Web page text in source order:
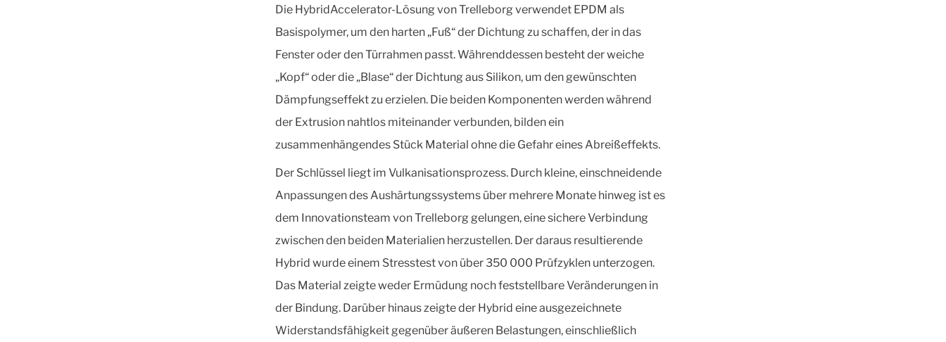
Die HybridAccelerator-Lösung von Trelleborg verwendet EPDM als
Basispolymer, um den harten „Fuß“ der Dichtung zu schaffen, der in das
Fenster oder den Türrahmen passt. Währenddessen besteht der weiche
„Kopf“ oder die „Blase“ der Dichtung aus Silikon, um den gewünschten
Dämpfungseffekt zu erzielen. Die beiden Komponenten werden während
der Extrusion nahtlos miteinander verbunden, bilden ein
zusammenhängendes Stück Material ohne die Gefahr eines Abreißeffekts.
Der Schlüssel liegt im Vulkanisationsprozess. Durch kleine, einschneidende
Anpassungen des Aushärtungssystems über mehrere Monate hinweg ist es
dem Innovationsteam von Trelleborg gelungen, eine sichere Verbindung
zwischen den beiden Materialien herzustellen. Der daraus resultierende
Hybrid wurde einem Stresstest von über 350 000 Prüfzyklen unterzogen.
Das Material zeigte weder Ermüdung noch feststellbare Veränderungen in
der Bindung. Darüber hinaus zeigte der Hybrid eine ausgezeichnete
Widerstandsfähigkeit gegenüber äußeren Belastungen, einschließlich